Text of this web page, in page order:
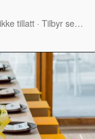
tillatt · Tilbyr servering